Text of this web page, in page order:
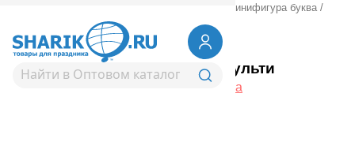
Минифигура буква /
1206-0950К БУКВЫ HB 14" Мульти
Вернуться в раздел Минифигура буква